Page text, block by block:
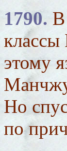
1790. В
классы
этому
Но
по